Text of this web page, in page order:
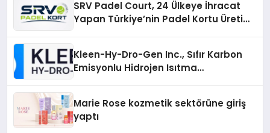
SRV Padel Court, 24 Ülkeye İhracat
Yapan Türkiye’nin Padel Kortu Üretim
Kleen-Hy-Dro-Gen Inc., Sıfır Karbon
Emisyonlu Hidrojen Isıtma
Marie Rose kozmetik sektörüne giriş
yaptı